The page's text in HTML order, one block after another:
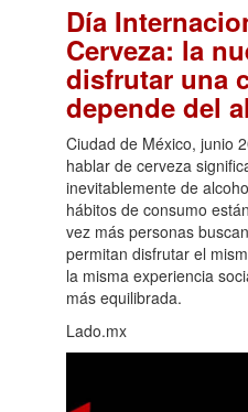
Día
Cerveza: la
disfrutar una
depende del
Ciudad de México, junio
hablar de cerveza
inevitablemente de
hábitos de consumo
vez más personas
permitan disfrutar el
la misma experiencia
más equilibrada.
Lado.mx